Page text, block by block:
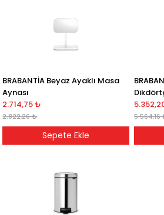
BRABANTİA Beyaz Ayaklı Masa
Aynası
2.714,75 ₺
2.822,26 ₺
Sepete Ekle
5.564,16